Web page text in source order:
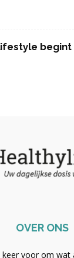
begint
OVER ONS
voor om wat